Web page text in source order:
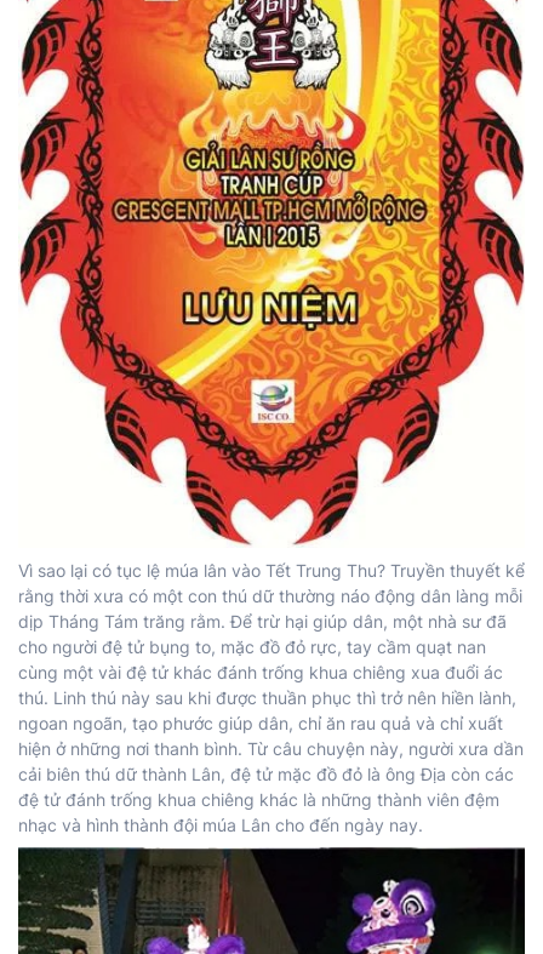
Vì sao lại có tục lệ múa lân vào Tết Trung Thu? Truyền thuyết kể
rằng thời xưa có một con thú dữ thường náo động dân làng mỗi
dịp Tháng Tám trăng rằm. Để trừ hại giúp dân, một nhà sư đã
cho người đệ tử bụng to, mặc đồ đỏ rực, tay cầm quạt nan
cùng một vài đệ tử khác đánh trống khua chiêng xua đuổi ác
thú. Linh thú này sau khi được thuần phục thì trở nên hiền lành,
ngoan ngoãn, tạo phước giúp dân, chỉ ăn rau quả và chỉ xuất
hiện ở những nơi thanh bình. Từ câu chuyện này, người xưa dần
cải biên thú dữ thành Lân, đệ tử mặc đồ đỏ là ông Địa còn các
đệ tử đánh trống khua chiêng khác là những thành viên đệm
nhạc và hình thành đội múa Lân cho đến ngày nay.